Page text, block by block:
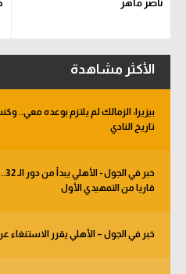
ناصر ماهر
الأكثر مشاهدة
بيزيرا: الزمالك لم يلتزم بوعده
تاريخ النادي
قاريا من التمهيدي الأول
خبر في الجول – الأهلي يقرر الاستنغاء